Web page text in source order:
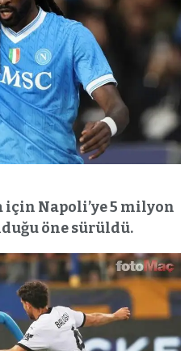
için Napoli’ye 5 milyon
öne sürüldü.